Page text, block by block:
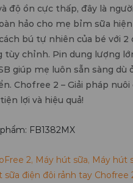
độ ồn cực thấp, đây là
hảo cho mẹ bỉm sữa hiện
bú tự nhiên của bé với 2
tùy chỉnh. Pin dung lượng
giúp mẹ luôn sẵn sàng dù
Chofree 2 – Giải pháp
lợi và hiệu quả!
FB1382MX
2, Máy hút sữa, Máy hút
sữa điện đôi rảnh tay Chofree